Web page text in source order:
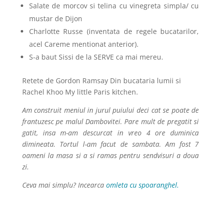
Salate de morcov si telina cu vinegreta simpla/ cu
mustar de Dijon
Charlotte Russe (inventata de regele bucatarilor,
acel Careme mentionat anterior).
S-a baut Sissi de la SERVE ca mai mereu.
Retete de Gordon Ramsay Din bucataria lumii si
Rachel Khoo My little Paris kitchen.
Am construit meniul in jurul puiului deci cat se poate de
frantuzesc pe malul Dambovitei. Pare mult de pregatit si
gatit, insa m-am descurcat in vreo 4 ore duminica
dimineata. Tortul l-am facut de sambata. Am fost 7
oameni la masa si a si ramas pentru sendvisuri a doua
zi.
Ceva mai simplu? Incearca omleta cu spoaranghel.